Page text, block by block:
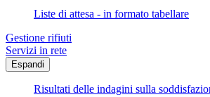
Liste di attesa - in formato tabellare
Gestione rifiuti
Servizi in rete
Espandi
Risultati delle indagini sulla